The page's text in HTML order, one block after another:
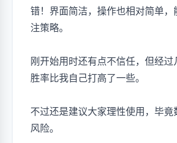
错！界面简洁，操作也相对简单，
注策略。
刚开始用时还有点不信任，但经过
胜率比我自己打高了一些。
不过还是建议大家理性使用，毕竟
风险。